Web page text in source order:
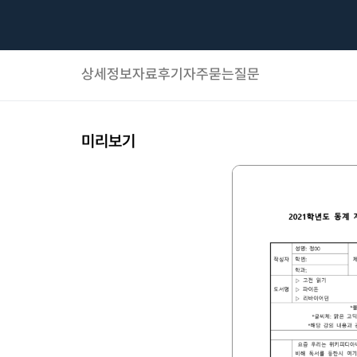
상세정보자료후기 자주묻는질문
미리보기